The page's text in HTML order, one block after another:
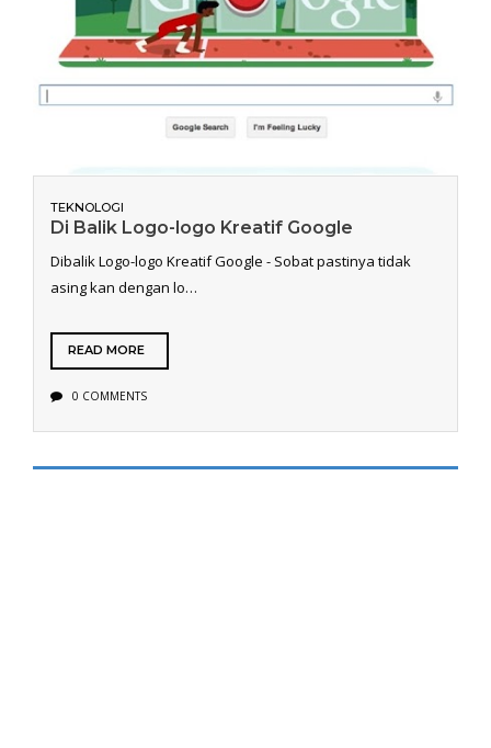
TEKNOLOGI
Di Balik Logo-logo Kreatif Google
Dibalik Logo-logo Kreatif Google - Sobat pastinya tidak
asing kan dengan lo…
READ MORE
0 COMMENTS